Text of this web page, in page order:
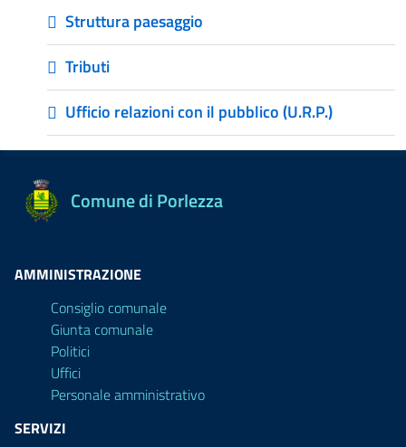
Struttura paesaggio
Tributi
Ufficio relazioni con il pubblico (U.R.P.)
Comune di Porlezza
AMMINISTRAZIONE
Consiglio comunale
Giunta comunale
Politici
Uffici
Personale amministrativo
SERVIZI